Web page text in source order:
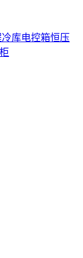
冷库电控箱恒压